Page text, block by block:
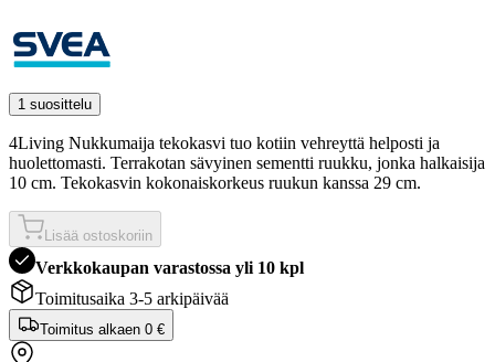
1 suosittelu
4Living Nukkumaija tekokasvi tuo kotiin vehreyttä helposti ja
huolettomasti. Terrakotan sävyinen sementti ruukku, jonka halkaisija
10 cm. Tekokasvin kokonaiskorkeus ruukun kanssa 29 cm.
Lisää ostoskoriin
Verkkokaupan varastossa yli 10 kpl
Toimitusaika 3-5 arkipäivää
Toimitus alkaen 0 €